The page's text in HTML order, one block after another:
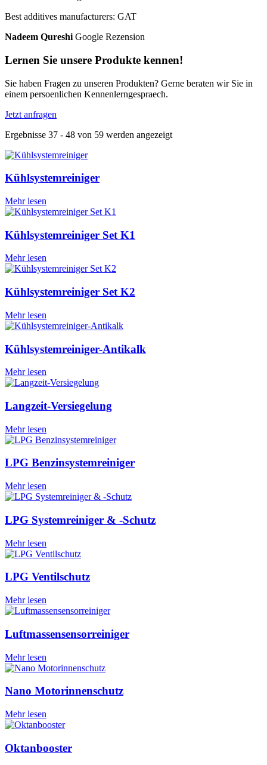
Best additives manufacturers: GAT
Nadeem Qureshi Google Rezension
Lernen Sie unsere Produkte kennen!
Sie haben Fragen zu unseren Produkten? Gerne beraten wir Sie in
einem persoenlichen Kennenlerngespraech.
Jetzt anfragen
Ergebnisse 37 - 48 von 59 werden angezeigt
Kühlsystemreiniger
Mehr lesen
Kühlsystemreiniger Set K1
Mehr lesen
Kühlsystemreiniger Set K2
Mehr lesen
Kühlsystemreiniger-Antikalk
Mehr lesen
Langzeit-Versiegelung
Mehr lesen
LPG Benzinsystemreiniger
Mehr lesen
LPG Systemreiniger & -Schutz
Mehr lesen
LPG Ventilschutz
Mehr lesen
Luftmassensensorreiniger
Mehr lesen
Nano Motorinnenschutz
Mehr lesen
Oktanbooster